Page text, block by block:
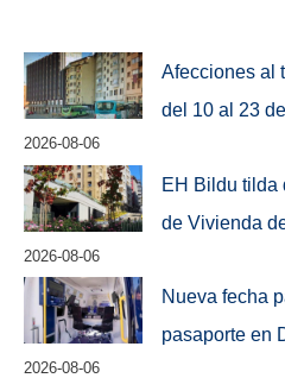
Afecciones al
del 10 al 23
2026-08-06
EH Bildu tilda
de Vivienda
2026-08-06
Nueva fecha
pasaporte en
2026-08-06